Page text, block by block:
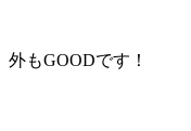
外もGOODです！